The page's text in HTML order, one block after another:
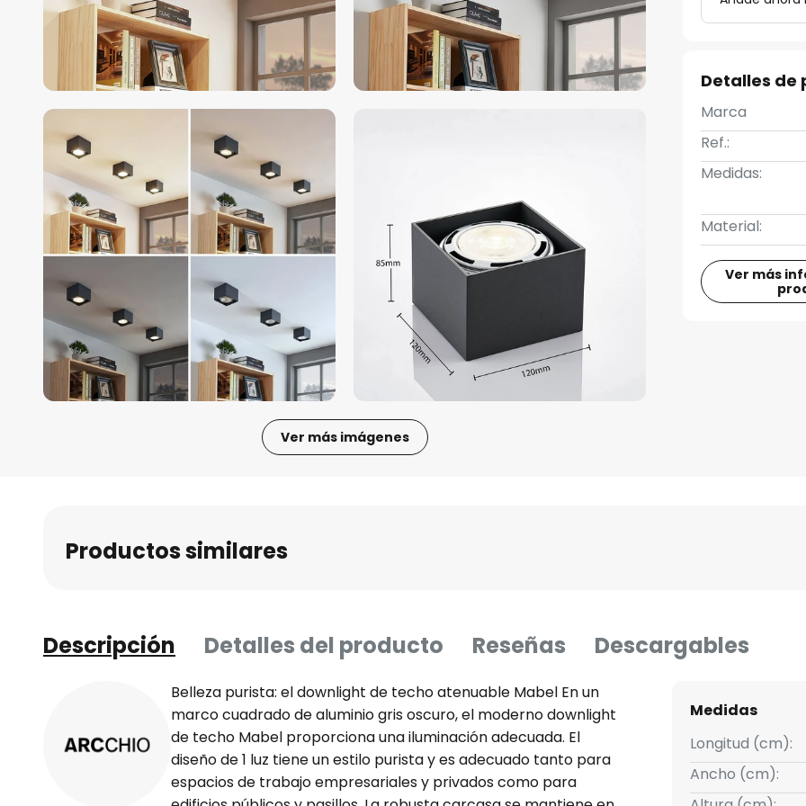
Ver más imágenes
Detalles de
Marca
Ref.:
Medidas:
Material:
Ver más
Productos similares
Descripción Detalles del producto Reseñas Descargables
Belleza purista: el downlight de techo atenuable Mabel En un
marco cuadrado de aluminio gris oscuro, el moderno downlight
de techo Mabel proporciona una iluminación adecuada. El
diseño de 1 luz tiene un estilo purista y es adecuado tanto para
espacios de trabajo empresariales y privados como para
Medidas
Longitud (cm):
Ancho (cm):